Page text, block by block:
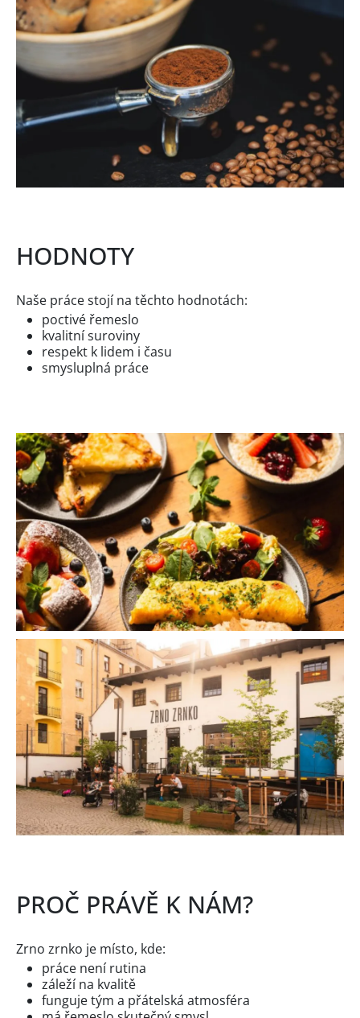
HODNOTY
Naše práce stojí na těchto hodnotách:
poctivé řemeslo
kvalitní suroviny
respekt k lidem i času
smysluplná práce
PROČ PRÁVĚ K NÁM?
Zrno zrnko je místo, kde:
práce není rutina
záleží na kvalitě
funguje tým a přátelská atmosféra